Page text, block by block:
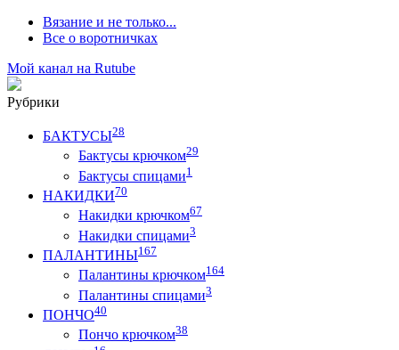
Вязание и не только...
Все о воротничках
Мой канал на Rutube
Рубрики
БАКТУСЫ28
Бактусы крючком29
Бактусы спицами1
НАКИДКИ70
Накидки крючком67
Накидки спицами3
ПАЛАНТИНЫ167
Палантины крючком164
Палантины спицами3
ПОНЧО40
Пончо крючком38